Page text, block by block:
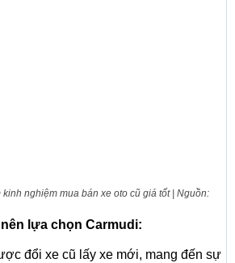
nghiệm mua bán xe oto cũ giá tốt | Nguồn:
lựa chọn Carmudi:
đổi xe cũ lấy xe mới, mang đến sự